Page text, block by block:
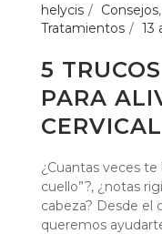
helycis Consejos,
Tratamientos
13
5
PARA
¿Cuantas veces
cuello”?, ¿notas
cabeza? Desde el
queremos